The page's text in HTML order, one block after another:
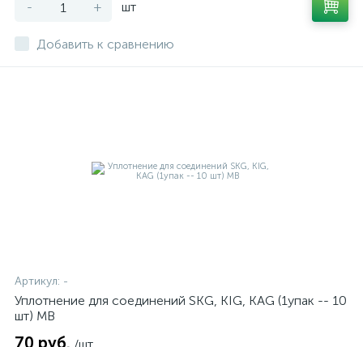
- + шт
Добавить к сравнению
Артикул: -
Уплотнение для соединений SKG, KIG, KAG (1упак -- 10
шт) MB
70 руб.